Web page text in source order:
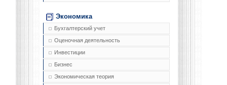
Экономика
Бухгалтерский учет
Оценочная деятельность
Инвестиции
Бизнес
Экономическая теория